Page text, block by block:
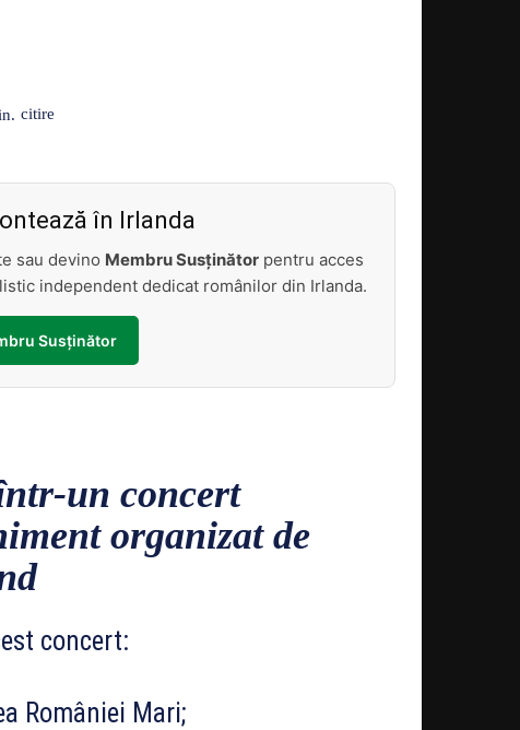
citire
în Irlanda
sau devino Membru Susținător pentru acces
independent dedicat românilor din Irlanda.
Susținător
un concert
organizat de
concert:
României Mari;